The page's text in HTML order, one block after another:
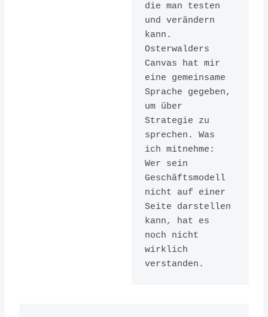
die man testen
und verändern
kann.
Osterwalders
Canvas hat mir
eine gemeinsame
Sprache gegeben,
um über
Strategie zu
sprechen. Was
ich mitnehme:
Wer sein
Geschäftsmodell
nicht auf einer
Seite darstellen
kann, hat es
noch nicht
wirklich
verstanden.